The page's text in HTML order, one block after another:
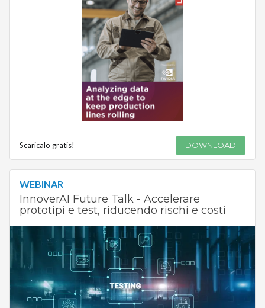
Scaricalo gratis! DOWNLOAD
WEBINAR
InnoverAI Future Talk - Accelerare
prototipi e test, riducendo rischi e costi